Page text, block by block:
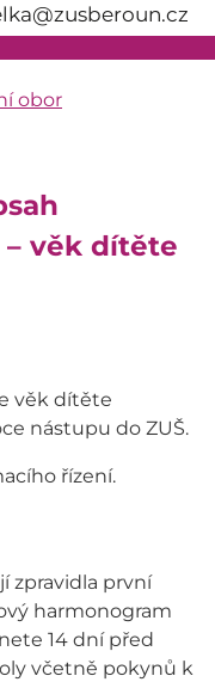
obor
věk dítěte
věk dítěte
nástupu do ZUŠ.
řízení.
zpravidla první
harmonogram
14 dní před
včetně pokynů k